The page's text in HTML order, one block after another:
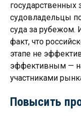
государственных
судовладельцы
суда за рубежом.
факт, что
этапе не
эффективным —
участниками
Повысить